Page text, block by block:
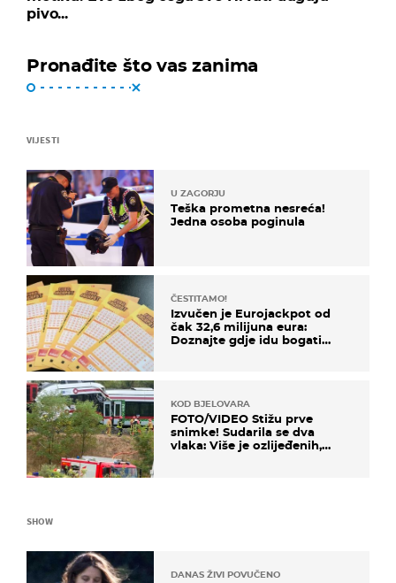
pivo...
Pronađite što vas zanima
VIJESTI
U ZAGORJU
Teška prometna nesreća!
Jedna osoba poginula
ČESTITAMO!
Izvučen je Eurojackpot od
čak 32,6 milijuna eura:
Doznajte gdje idu bogati
KOD BJELOVARA
FOTO/VIDEO Stižu prve
snimke! Sudarila se dva
vlaka: Više je ozlijeđenih,
SHOW
DANAS ŽIVI POVUČENO